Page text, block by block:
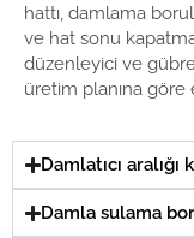
hattı, damlama
ve hat sonu kapatma
düzenleyici ve
üretim planına göre
Damlatıcı
Damla sulama